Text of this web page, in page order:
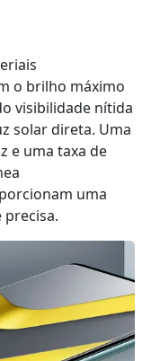
o brilho máximo
visibilidade nítida
solar direta. Uma
e uma taxa de
uma